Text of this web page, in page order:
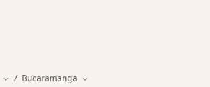
Cambiar de ciudad
Bucaramanga Cambiar de ciudad